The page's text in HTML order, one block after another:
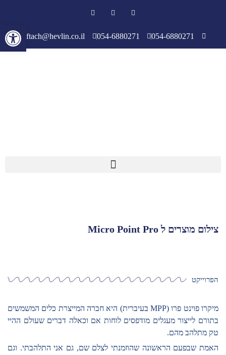
054-6880271
054-6880271
yiftach@hevlin.co.il
צילום מוצרים ל Micro Point Pro
הפרוייקט
מיקרו פוינט פרו (MPP בעיברית) היא חברה המייצרת כלים המשמשים
בתורם לייצור מעגלים מודפסים לוחות אם וכאלה דברים שעולם ההיי
טק מתלהב מהם.
האמת שבפעם הראשונה שהוזמנתי לצלם שם, גם אני התלהבתי. וגם
פתח